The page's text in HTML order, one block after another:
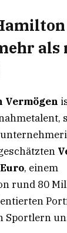
als
Vermögen
, einem
rund 80
Sportlern